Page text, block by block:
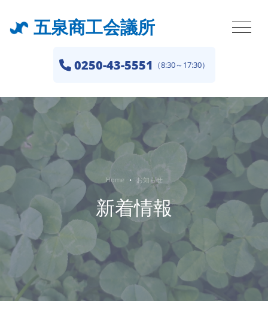
五泉商工会議所
0250-43-5551 （8:30～17:30）
Home お知らせ
新着情報